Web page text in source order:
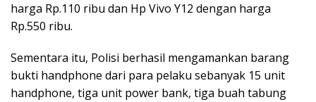
harga Rp.110 ribu dan Hp Vivo Y12 dengan harga
Rp.550 ribu.
Sementara itu, Polisi berhasil mengamankan barang
bukti handphone dari para pelaku sebanyak 15 unit
handphone, tiga unit power bank, tiga buah tabung